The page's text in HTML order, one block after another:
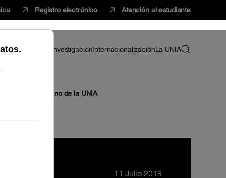
Registro electrónico Atención al estudiante
Profesorado InvestigaciónInternacionalizaciónLa UNIA
Cursos de Verano de la UNIA
11 Julio 2018